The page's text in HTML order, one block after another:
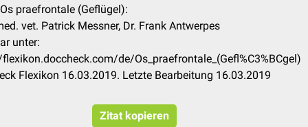
praefrontale (Geflügel):
vet. Patrick Messner, Dr. Frank Antwerpes
unter:
de/Os_praefrontale_(Gefl%C3%BCgel)
Flexikon 16.03.2019. Letzte Bearbeitung 16.03.2019
Zitat kopieren